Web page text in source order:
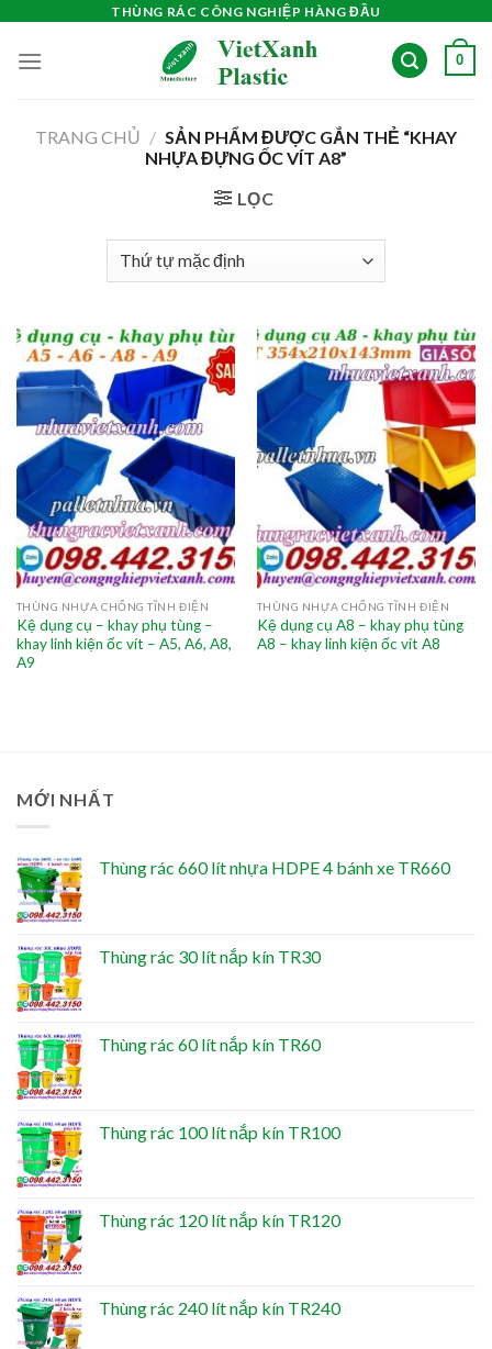
content
THÙNG RÁC CÔNG NGHIỆP HÀNG ĐẦU
0
TRANG CHỦ / SẢN PHẨM ĐƯỢC GẮN THẺ “KHAY
NHỰA ĐỰNG ỐC VÍT A8”
LỌC
THÙNG NHỰA CHỐNG TĨNH ĐIỆN
Kệ dụng cụ – khay phụ tùng –
khay linh kiện ốc vít – A5, A6, A8,
A9
THÙNG NHỰA CHỐNG TĨNH ĐIỆN
Kệ dụng cụ A8 – khay phụ tùng
A8 – khay linh kiện ốc vít A8
MỚI NHẤT
Thùng rác 660 lít nhựa HDPE 4 bánh xe TR660
Thùng rác 30 lít nắp kín TR30
Thùng rác 60 lít nắp kín TR60
Thùng rác 100 lít nắp kín TR100
Thùng rác 120 lít nắp kín TR120
Thùng rác 240 lít nắp kín TR240